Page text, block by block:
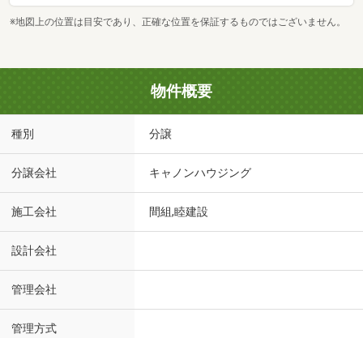
※地図上の位置は目安であり、正確な位置を保証するものではございません。
物件概要
種別 分譲
分譲会社 キャノンハウジング
施工会社 間組,睦建設
設計会社
管理会社
管理方式